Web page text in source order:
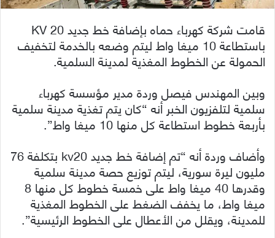
قامت شركة كهرباء حماه بإضافة خط جديد 20 KV
باستطاعة 10 ميغا واط ليتم وضعه بالخدمة لتخفيف
الحمولة عن الخطوط المغذية لمدينة السلمية.
وبين المهندس فيصل وردة مدير مؤسسة كهرباء
سلمية لتلفزيون الخبر أنه “كان يتم تغذية مدينة سلمية
بأربعة خطوط استطاعة كل منها 10 ميغا واط”.
وأضاف وردة أنه “تم إضافة خط جديد kv20 بتكلفة 76
مليون ليرة سورية، ليتم توزيع حصة مدينة سلمية
وقدرها 40 ميغا واط على خمسة خطوط كل منها 8
ميغا واط، ما يخفف الضغط على الخطوط المغذية
للمدينة، ويقلل من الأعطال على الخطوط الرئيسية”.